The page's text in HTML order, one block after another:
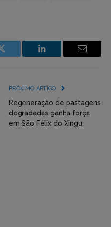
Incorpore
(YouTube,
Twitter,
Flickr
LinkedIn Email
PRÓXIMO ARTIGO
Regeneração de pastagens
degradadas ganha força
em São Félix do Xingu